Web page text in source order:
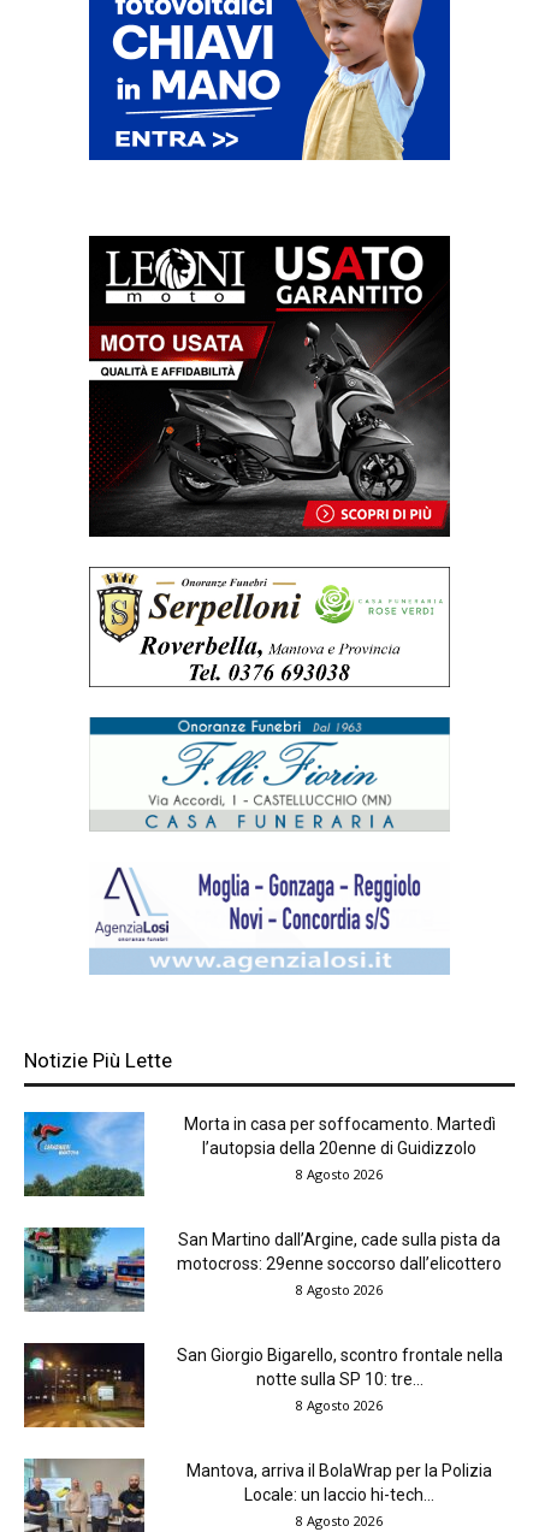
Notizie Più Lette
Morta in casa per soffocamento. Martedì
l’autopsia della 20enne di Guidizzolo
8 Agosto 2026
San Martino dall’Argine, cade sulla pista da
motocross: 29enne soccorso dall’elicottero
8 Agosto 2026
San Giorgio Bigarello, scontro frontale nella
notte sulla SP 10: tre...
8 Agosto 2026
Mantova, arriva il BolaWrap per la Polizia
Locale: un laccio hi-tech...
8 Agosto 2026